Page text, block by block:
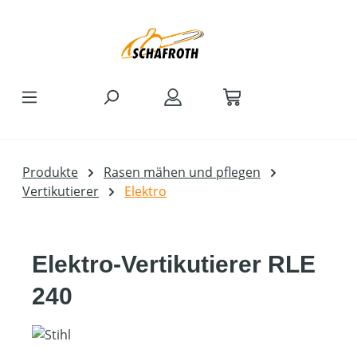
Produkte
Rasen mähen und pflegen
Vertikutierer
Elektro
Elektro-Vertikutierer RLE
240